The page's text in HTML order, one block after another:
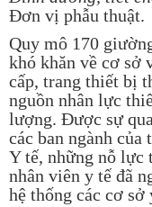
Đơn vị phẫu thuật.
Quy mô 170
khó khăn về cơ sở
cấp, trang thiết bị
nguồn nhân lực
lượng. Được sự
các ban ngành của
Y tế, những nỗ lực
nhân viên y tế đã
hệ thống các cơ